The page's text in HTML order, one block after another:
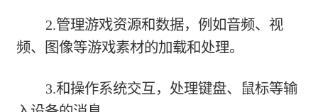
2.管理游戏资源和数据，例如音频、视
频、图像等游戏素材的加载和处理。
3.和操作系统交互，处理键盘、鼠标等输